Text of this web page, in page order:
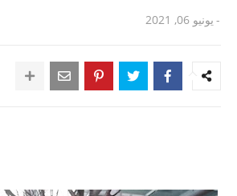
- يونيو 06, 2021